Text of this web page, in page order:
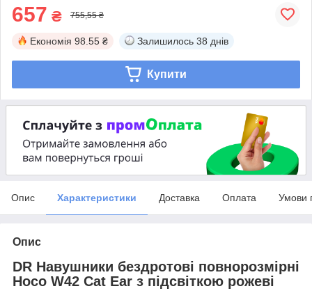
657 ₴ 755,55 ₴
Економія 98.55 ₴ Залишилось 38 днів
Купити
Опис Характеристики Доставка Оплата Умови
Опис
DR Навушники бездротові повнорозмірні
Hoco W42 Cat Ear з підсвіткою рожеві